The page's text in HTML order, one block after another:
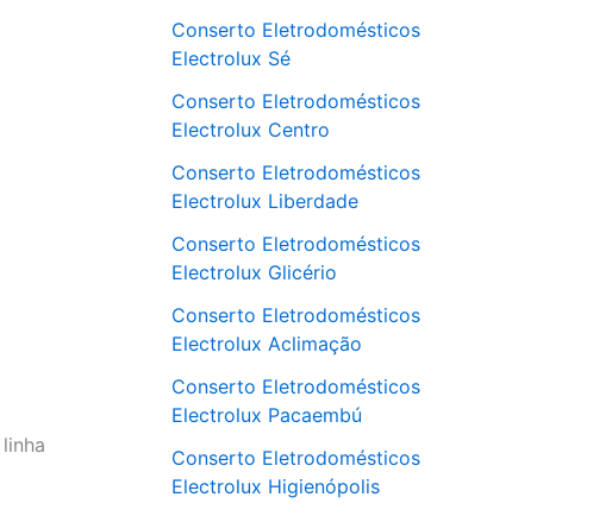
Conserto Eletrodomésticos
Electrolux Sé
Conserto Eletrodomésticos
Electrolux Centro
Conserto Eletrodomésticos
Electrolux Liberdade
Conserto Eletrodomésticos
Electrolux Glicério
Conserto Eletrodomésticos
Electrolux Aclimação
Conserto Eletrodomésticos
Electrolux Pacaembú
Conserto Eletrodomésticos
Electrolux Higienópolis